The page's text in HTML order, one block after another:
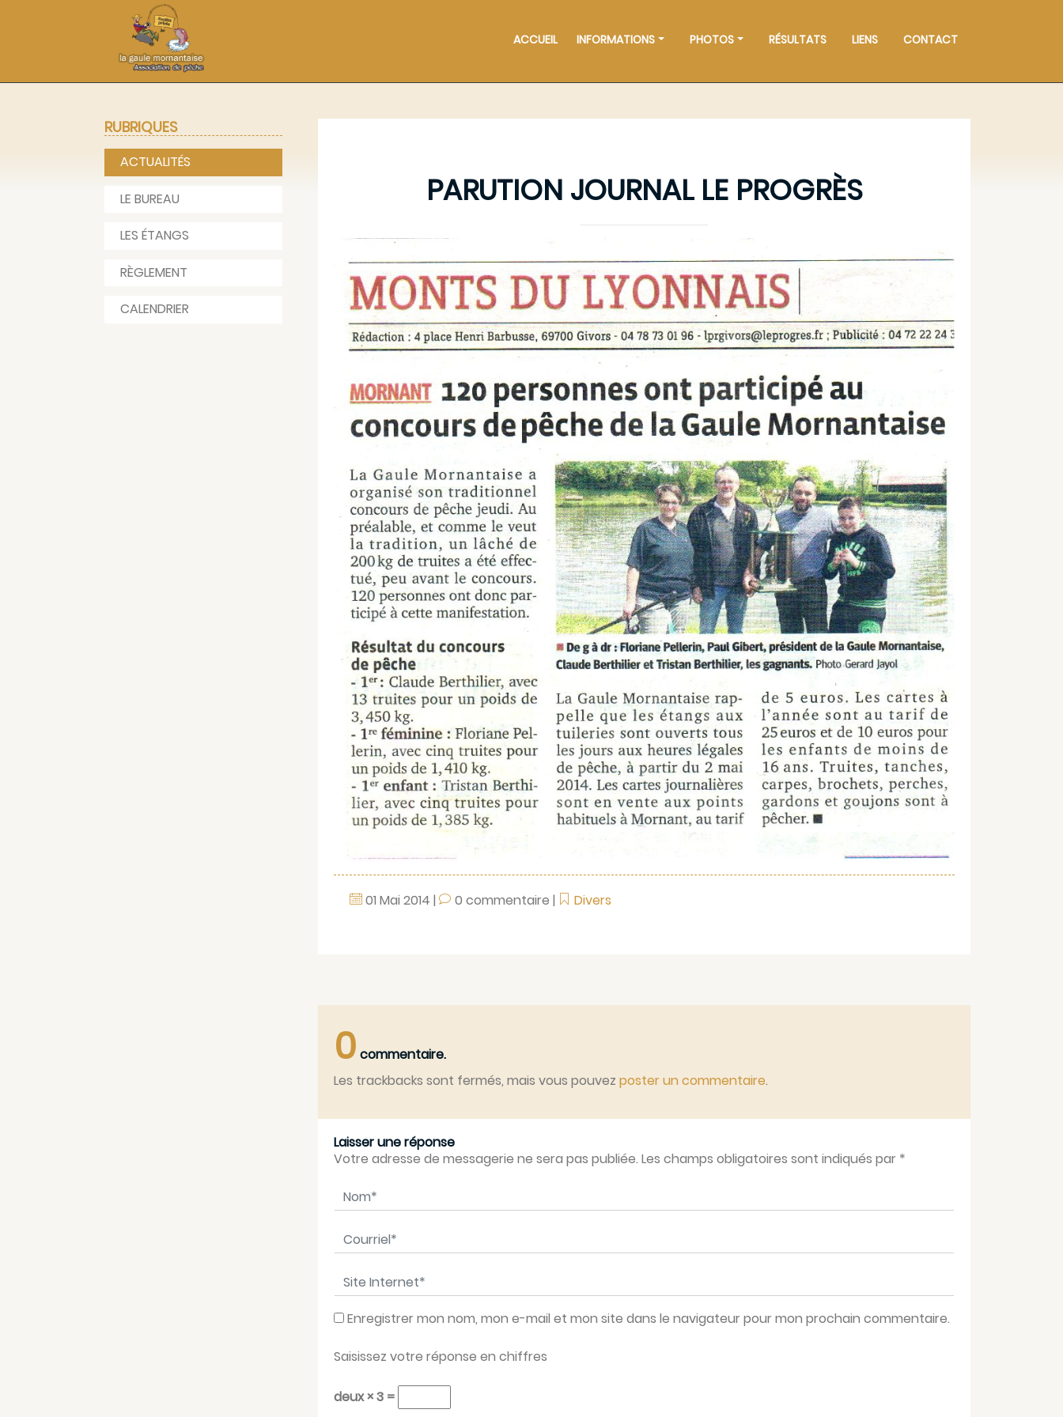
ACCUEIL INFORMATIONS PHOTOS RÉSULTATS LIENS CONTACT
PARUTION JOURNAL LE PROGRÈS
01 Mai 2014 | 0 commentaire | Divers
0 commentaire.
Les trackbacks sont fermés, mais vous pouvez poster un commentaire.
Laisser une réponse
Votre adresse de messagerie ne sera pas publiée. Les champs obligatoires sont indiqués par *
Nom*
Courriel*
Site Internet*
Enregistrer mon nom, mon e-mail et mon site dans le navigateur pour mon prochain commentaire.
Saisissez votre réponse en chiffres
deux × 3 =
RUBRIQUES
ACTUALITÉS
LE BUREAU
LES ÉTANGS
RÈGLEMENT
CALENDRIER